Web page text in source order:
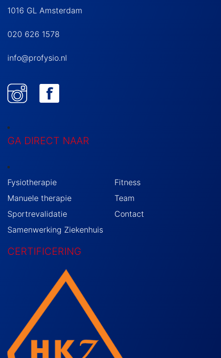
1016 GL Amsterdam
020 626 1578
info@profysio.nl
GA DIRECT NAAR
Fysiotherapie
Manuele therapie
Sportrevalidatie
Samenwerking Ziekenhuis
Fitness
Team
Contact
CERTIFICERING